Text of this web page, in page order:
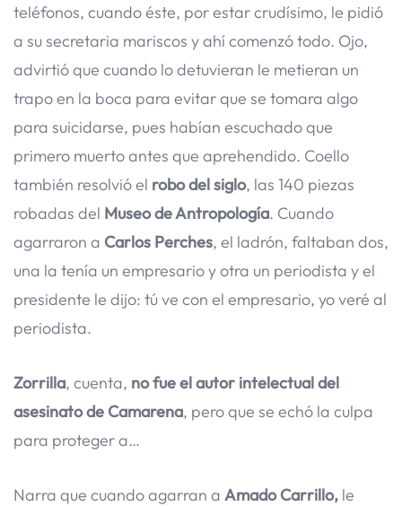
teléfonos, cuando éste, por estar crudísimo, le pidió
a su secretaria mariscos y ahí comenzó todo. Ojo,
advirtió que cuando lo detuvieran le metieran un
trapo en la boca para evitar que se tomara algo
para suicidarse, pues habían escuchado que
primero muerto antes que aprehendido. Coello
también resolvió el robo del siglo, las 140 piezas
robadas del Museo de Antropología. Cuando
agarraron a Carlos Perches, el ladrón, faltaban dos,
una la tenía un empresario y otra un periodista y el
presidente le dijo: tú ve con el empresario, yo veré al
periodista.
Zorrilla, cuenta, no fue el autor intelectual del
asesinato de Camarena, pero que se echó la culpa
para proteger a…
Narra que cuando agarran a Amado Carrillo, le